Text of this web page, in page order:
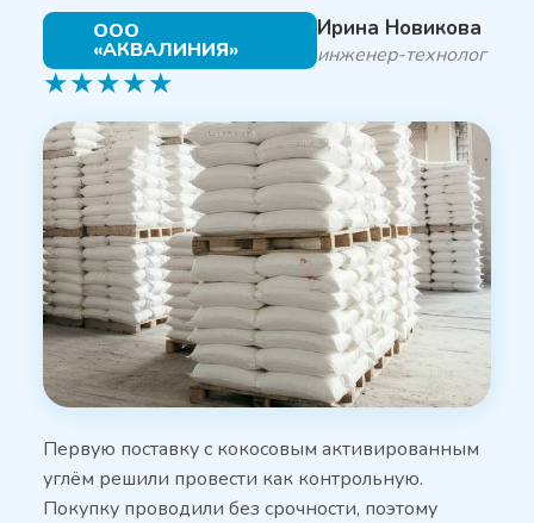
ООО
«АКВАЛИНИЯ»
Ирина Новикова
инженер-технолог
★★★★★
Первую поставку с кокосовым активированным
углём решили провести как контрольную.
Покупку проводили без срочности, поэтому